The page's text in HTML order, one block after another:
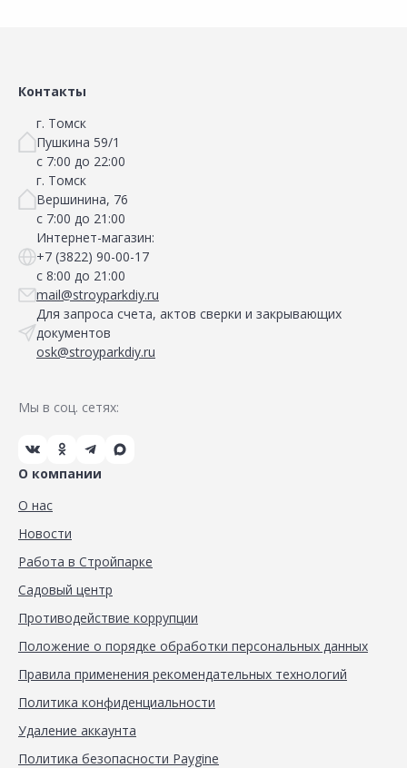
Контакты
г. Томск
Пушкина 59/1
с 7:00 до 22:00
г. Томск
Вершинина, 76
с 7:00 до 21:00
Интернет-магазин:
+7 (3822) 90-00-17
с 8:00 до 21:00
mail@stroyparkdiy.ru
Для запроса счета, актов сверки и закрывающих
документов
osk@stroyparkdiy.ru
Мы в соц. сетях:
О компании
О нас
Новости
Работа в Стройпарке
Садовый центр
Противодействие коррупции
Положение о порядке обработки персональных данных
Правила применения рекомендательных технологий
Политика конфиденциальности
Удаление аккаунта
Политика безопасности Paygine